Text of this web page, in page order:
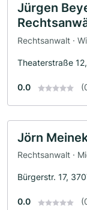
Jürgen
Rechtsanwalt ·
Theaterstraße
0.0
Jörn
Rechtsanwalt ·
Bürgerstr. 17,
0.0